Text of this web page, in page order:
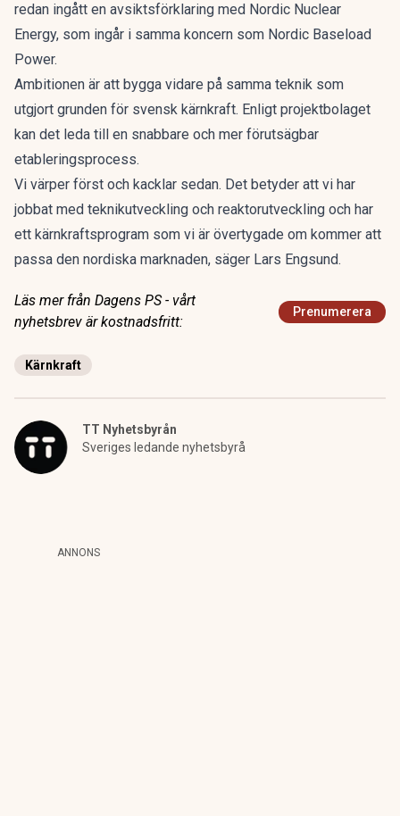
redan ingått en avsiktsförklaring med Nordic Nuclear
Energy, som ingår i samma koncern som Nordic Baseload
Power.
Ambitionen är att bygga vidare på samma teknik som
utgjort grunden för svensk kärnkraft. Enligt projektbolaget
kan det leda till en snabbare och mer förutsägbar
etableringsprocess.
Vi värper först och kacklar sedan. Det betyder att vi har
jobbat med teknikutveckling och reaktorutveckling och har
ett kärnkraftsprogram som vi är övertygade om kommer att
passa den nordiska marknaden, säger Lars Engsund.
Läs mer från Dagens PS - vårt
nyhetsbrev är kostnadsfritt:
Prenumerera
Kärnkraft
TT Nyhetsbyrån
Sveriges ledande nyhetsbyrå
ANNONS